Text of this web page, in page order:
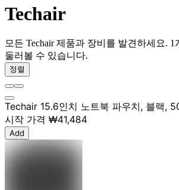
Techair
모든 Techair 제품과 장비를 발견하세요.
둘러볼 수 있습니다.
정렬
Techair 15.6인치 노트북 파우치, 블랙,
시작 가격 ₩41,484
Add